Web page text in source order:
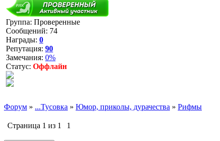
Группа: Проверенные
Сообщений: 74
Награды: 0
Репутация: 90
Замечания: 0%
Статус: Оффлайн
Форум » ...Тусовка » Юмор, приколы, дурачества » Рифмы
Страница 1 из 1 1